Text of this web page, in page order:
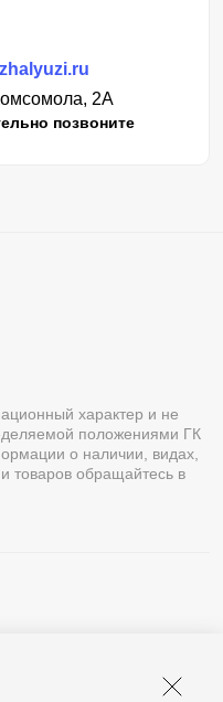
2А
позвоните
характер и не
положениями ГК
о наличии, видах,
и товаров обращайтесь в